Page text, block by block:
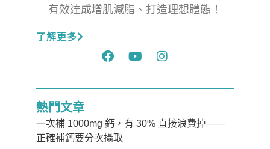
有效達成增肌減脂、打造理想體態！
了解更多
熱門文章
一次補 1000mg 鈣，有 30% 直接浪費掉——
正確補鈣要分次攝取